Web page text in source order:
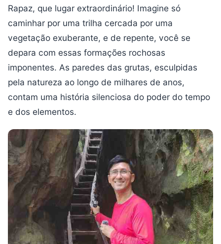
Rapaz, que lugar extraordinário! Imagine só
caminhar por uma trilha cercada por uma
vegetação exuberante, e de repente, você se
depara com essas formações rochosas
imponentes. As paredes das grutas, esculpidas
pela natureza ao longo de milhares de anos,
contam uma história silenciosa do poder do tempo
e dos elementos.